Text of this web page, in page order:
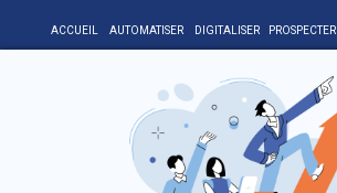
ACCUEIL AUTOMATISER DIGITALISER PROSPECTER